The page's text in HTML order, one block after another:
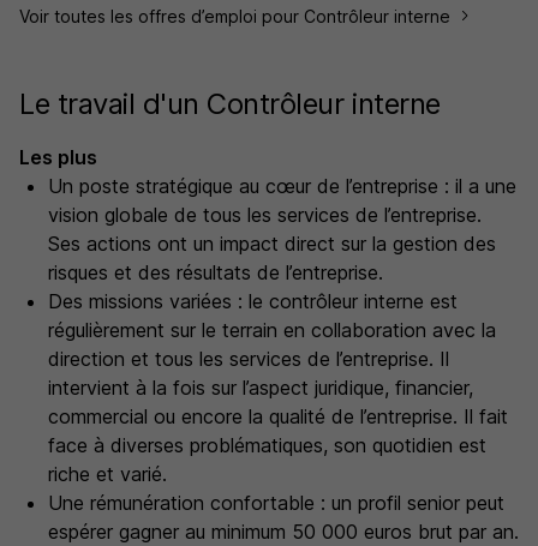
Voir toutes les offres d’emploi pour Contrôleur interne
Le travail d'un Contrôleur interne
Les plus
Un poste stratégique au cœur de l’entreprise : il a une
vision globale de tous les services de l’entreprise.
Ses actions ont un impact direct sur la gestion des
risques et des résultats de l’entreprise.
Des missions variées : le contrôleur interne est
régulièrement sur le terrain en collaboration avec la
direction et tous les services de l’entreprise. Il
intervient à la fois sur l’aspect juridique, financier,
commercial ou encore la qualité de l’entreprise. Il fait
face à diverses problématiques, son quotidien est
riche et varié.
Une rémunération confortable : un profil senior peut
espérer gagner au minimum 50 000 euros brut par an.